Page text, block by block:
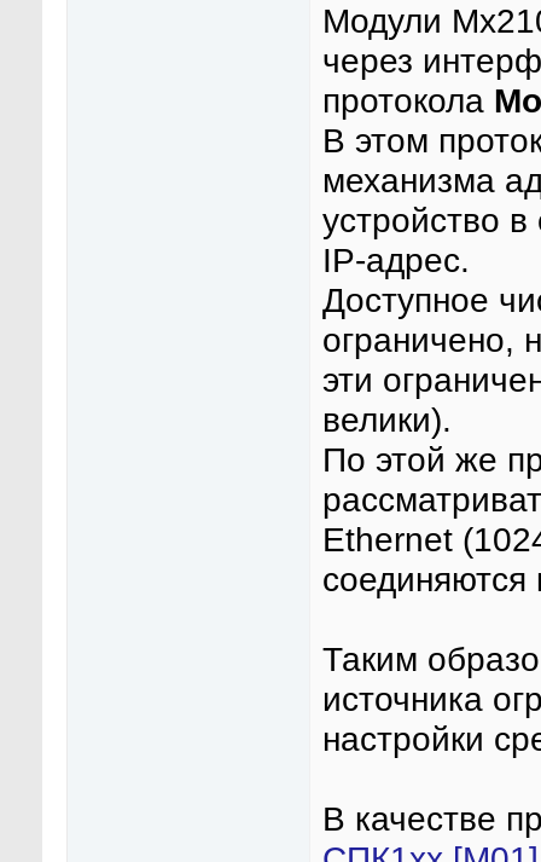
Модули
через
протокола
В этом
механизма
устройство
IP-адрес.
Доступное
ограничено,
эти
велики).
По этой же
Ethernet
Таким
источника
настройки
В качестве